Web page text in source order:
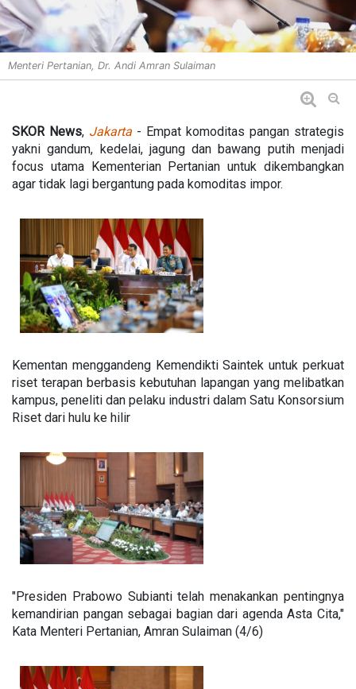
Menteri Pertanian, Dr. Andi Amran Sulaiman
SKOR News, Jakarta - Empat komoditas pangan strategis
yakni gandum, kedelai, jagung dan bawang putih menjadi
focus utama Kementerian Pertanian untuk dikembangkan
agar tidak lagi bergantung pada komoditas impor.
Kementan menggandeng Kemendikti Saintek untuk perkuat
riset terapan berbasis kebutuhan lapangan yang melibatkan
kampus, peneliti dan pelaku industri dalam Satu Konsorsium
Riset dari hulu ke hilir
"Presiden Prabowo Subianti telah menakankan pentingnya
kemandirian pangan sebagai bagian dari agenda Asta Cita,"
Kata Menteri Pertanian, Amran Sulaiman (4/6)